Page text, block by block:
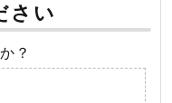
さい
？